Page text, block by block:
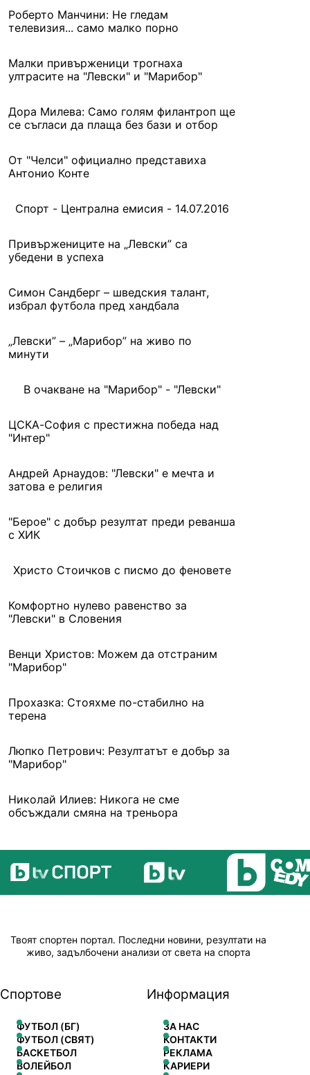
Роберто Манчини: Не гледам
телевизия... само малко порно
Малки привърженици трогнаха
ултрасите на "Левски" и "Марибор"
Дора Милева: Само голям филантроп ще
се съгласи да плаща без бази и отбор
От "Челси" официално представиха
Антонио Конте
Спорт - Централна емисия - 14.07.2016
Привържениците на „Левски” са
убедени в успеха
Симон Сандберг – шведския талант,
избрал футбола пред хандбала
„Левски” – „Марибор” на живо по
минути
В очакване на "Марибор" - "Левски"
ЦСКА-София с престижна победа над
"Интер"
Андрей Арнаудов: "Левски" е мечта и
затова е религия
"Берое" с добър резултат преди реванша
с ХИК
Христо Стоичков с писмо до феновете
Комфортно нулево равенство за
"Левски" в Словения
Венци Христов: Можем да отстраним
"Марибор"
Прохазка: Стояхме по-стабилно на
терена
Люпко Петрович: Резултатът е добър за
"Марибор"
Николай Илиев: Никога не сме
обсъждали смяна на треньора
Твоят спортен портал. Последни новини, резултати на
живо, задълбочени анализи от света на спорта
Спортове
ФУТБОЛ (БГ)
ФУТБОЛ (СВЯТ)
БАСКЕТБОЛ
ВОЛЕЙБОЛ
Информация
ЗА НАС
КОНТАКТИ
РЕКЛАМА
КАРИЕРИ